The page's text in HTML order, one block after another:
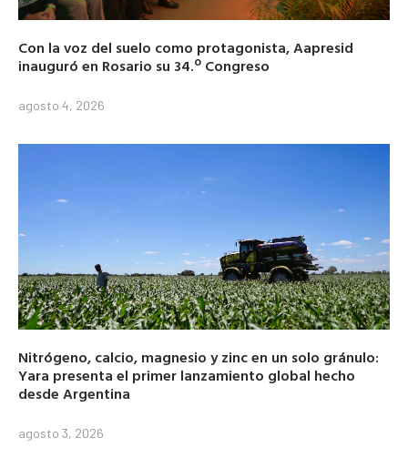
Con la voz del suelo como protagonista, Aapresid
inauguró en Rosario su 34.º Congreso
agosto 4, 2026
Nitrógeno, calcio, magnesio y zinc en un solo gránulo:
Yara presenta el primer lanzamiento global hecho
desde Argentina
agosto 3, 2026